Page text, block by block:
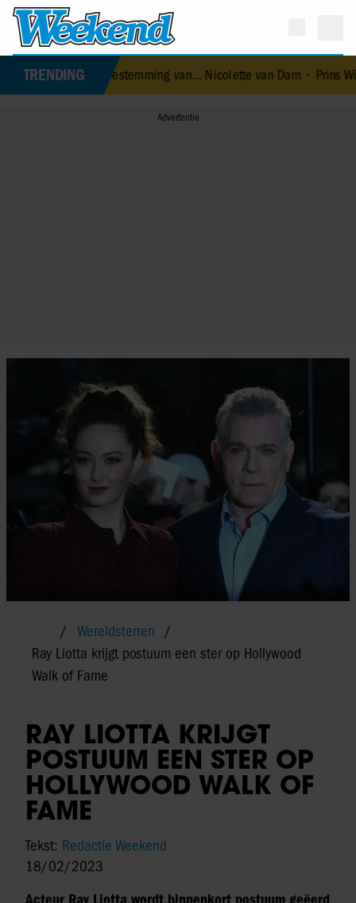
TRENDING van… Nicolette van Dam•Prins William en
Wereldsterren
Ray Liotta krijgt postuum een ster op Hollywood
Walk of Fame
RAY LIOTTA KRIJGT
POSTUUM EEN STER OP
HOLLYWOOD WALK OF
FAME
Tekst: Redactie Weekend
18/02/2023